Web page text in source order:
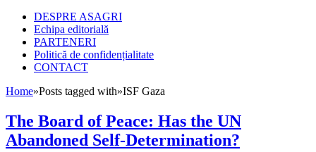
DESPRE ASAGRI
Echipa editorială
PARTENERI
Politică de confidențialitate
CONTACT
Home»Posts tagged with»ISF Gaza
The Board of Peace: Has the UN
Abandoned Self-Determination?